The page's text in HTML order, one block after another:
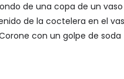
de una copa de un
de la coctelera en el
con un golpe de soda